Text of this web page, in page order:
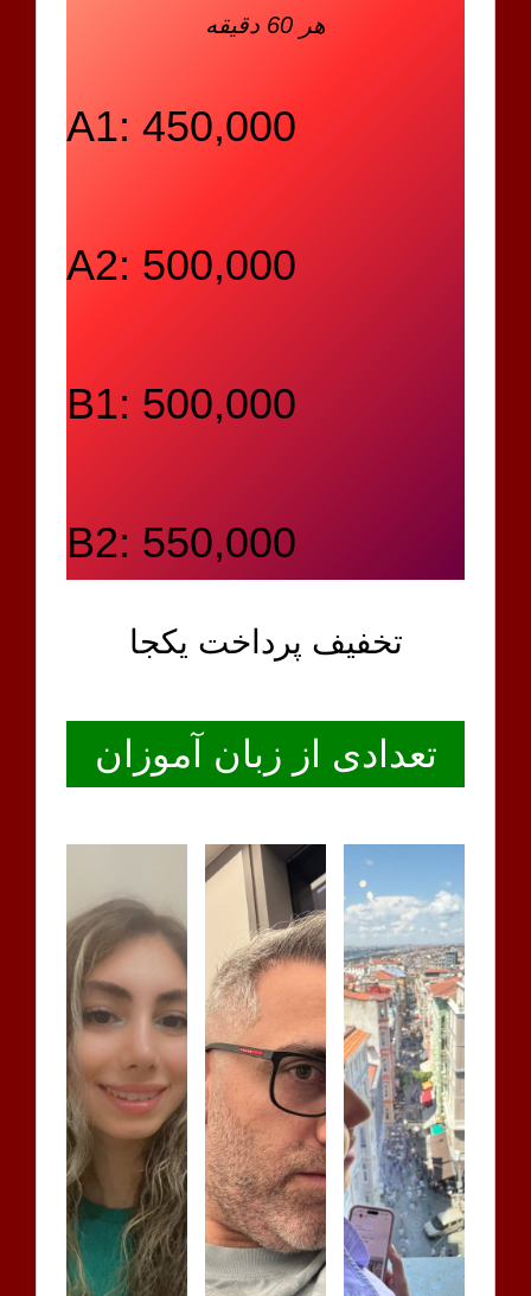
هر 60 دقیقه
A1: 450,000
A2: 500,000
B1: 500,000
B2: 550,000
تخفیف پرداخت یکجا
تعدادی از زبان آموزان